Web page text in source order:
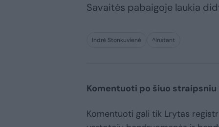
Savaitės pabaigoje laukia
Indrė Stonkuvienė ^Instant
Komentuoti po šiuo straipsniu
Komentuoti gali tik Lrytas